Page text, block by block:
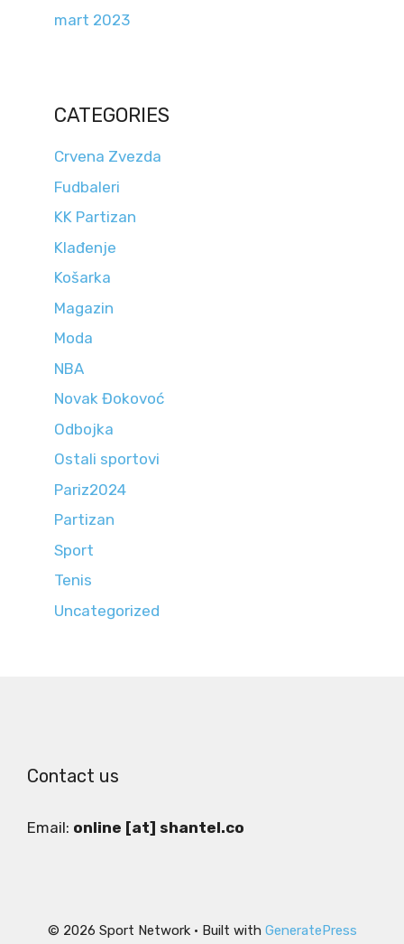
mart 2023
CATEGORIES
Crvena Zvezda
Fudbaleri
KK Partizan
Klađenje
Košarka
Magazin
Moda
NBA
Novak Đokovoć
Odbojka
Ostali sportovi
Pariz2024
Partizan
Sport
Tenis
Uncategorized
Contact us
Email: online [at] shantel.co
© 2026 Sport Network• Built with GeneratePress